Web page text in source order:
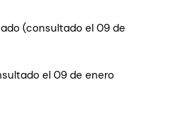
(consultado el 09 de
el 09 de enero